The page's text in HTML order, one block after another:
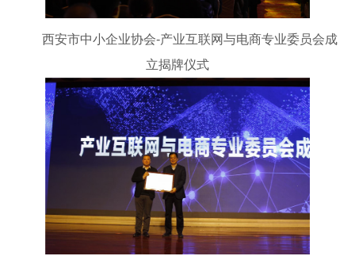
西安市中小企业协会-产业互联网与电商专业委员会成
立揭牌仪式